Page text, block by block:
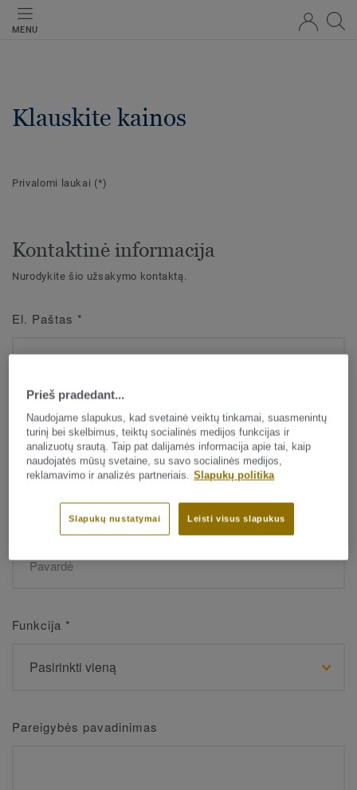
MENU
Klauskite kainos
Privalomi laukai (*)
Kontaktinė informacija
Nurodykite šio užsakymo kontaktą.
El. Paštas *
Vardas*
*
Funkcija *
Pareigybės pavadinimas
Prieš pradedant...
Naudojame slapukus, kad svetainė veiktų tinkamai, suasmenintų
turinį bei skelbimus, teiktų socialinės medijos funkcijas ir
analizuotų srautą. Taip pat dalijamės informacija apie tai, kaip
naudojatės mūsų svetaine, su savo socialinės medijos,
reklamavimo ir analizės partneriais. Slapukų politika
Leisti visus slapukus
Slapukų nustatymai